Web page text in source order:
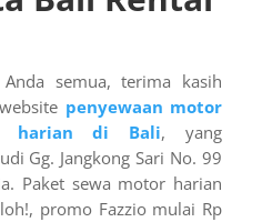
semua, terima kasih
penyewaan motor
harian di Bali, yang
Gg. Jangkong Sari No. 99
Paket sewa motor harian
promo Fazzio mulai Rp